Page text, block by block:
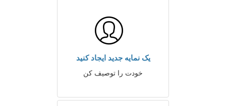
یک نمایه جدید ایجاد کنید
خودت را توصیف کن